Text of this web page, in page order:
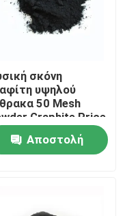
σκόνη
υψηλού
50 Mesh
Graphite Price
Αποστολή